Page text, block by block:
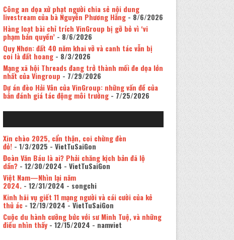
Công an dọa xử phạt người chia sẻ nội dung
livestream của bà Nguyễn Phương Hằng- 8/6/2026
Hàng loạt bài chỉ trích VinGroup bị gỡ bỏ vì ‘vi
phạm bản quyền’- 8/6/2026
Quy Nhơn: đất 40 năm khai vỡ và canh tác vẫn bị
coi là đất hoang- 8/3/2026
Mạng xã hội Threads đang trở thành mối đe dọa lớn
nhất của Vingroup - 7/29/2026
Dự án đèo Hải Vân của VinGroup: những vấn đề của
bản đánh giá tác động môi trường- 7/25/2026
Xin chào 2025, cẩn thận, coi chừng đèn
đỏ!- 1/3/2025 - VietTuSaiGon
Đoàn Văn Báu là ai? Phải chăng kịch bản đã lộ
dần?- 12/30/2024 - VietTuSaiGon
Việt Nam—Nhìn lại năm
2024.- 12/31/2024 - songchi
Kinh hãi vụ giết 11 mạng người và cái cười của kẻ
thủ ác- 12/19/2024 - VietTuSaiGon
Cuộc du hành cưỡng bức với sư Minh Tuệ, và những
điều nhìn thấy- 12/15/2024 - namviet